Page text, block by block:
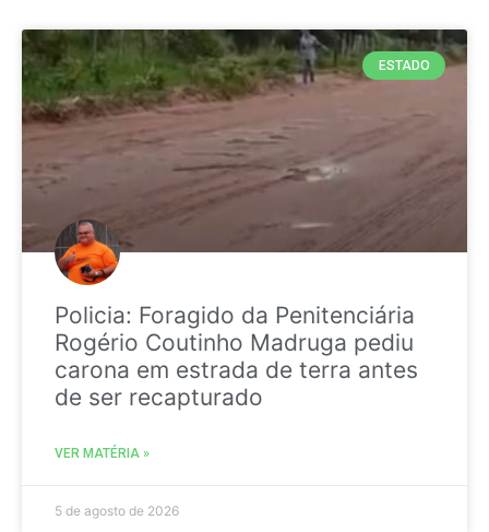
ESTADO
Policia: Foragido da Penitenciária
Rogério Coutinho Madruga pediu
carona em estrada de terra antes
de ser recapturado
VER MATÉRIA »
5 de agosto de 2026